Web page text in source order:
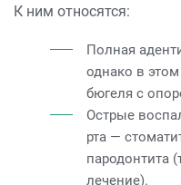
К ним относятся:
Полная
однако в
бюгеля с
Острые
рта —
пародонтита
лечение).